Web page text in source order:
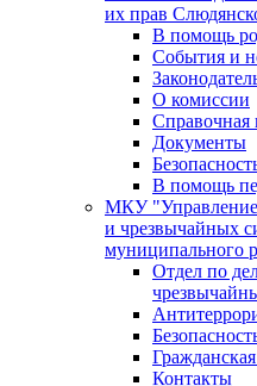
их прав
В помощь
События и
О комиссии
Документы
В помощь
МКУ "Управление
и чрезвычайных
муниципального
Отдел по
Контакты